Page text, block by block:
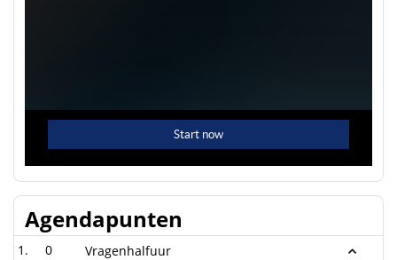
Agendapunten
0
Vragenhalfuur